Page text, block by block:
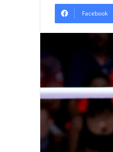
Facebook